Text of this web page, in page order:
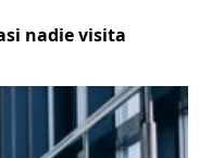
nadie visita